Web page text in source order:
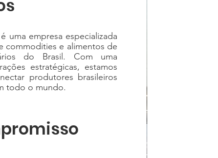
uma empresa especializada
commodities e alimentos de
do Brasil. Com uma
estratégicas, estamos
produtores brasileiros
todo o mundo.